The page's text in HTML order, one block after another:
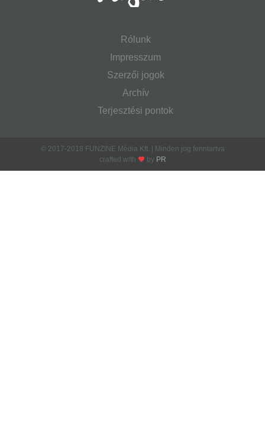
Rólunk
Impresszum
Szerzői jogok
Archív
Terjesztési pontok
© 2017-2018 FUNZINE Média Kft. | Minden jog fenntartva
crafted with
by PR